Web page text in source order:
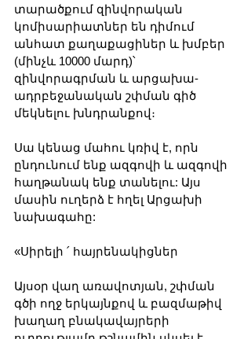
տարածքում զինվորական
կոմիսարիատներ են դիմում
անհատ քաղաքացիներ և խմբեր
(մինչև 10000 մարդ)՝
զինվորագրման և արցախա-
ադրբեջանական շփման գիծ
մեկնելու խնդրանքով։
Սա կենաց մահու կռիվ է, որն
ընդունում ենք ազգովի և ազգովի
հաղթանակ ենք տանելու: Այս
մասին ուղերձ է հղել Արցախի
նախագահը:
«Սիրելի ՛ հայրենակիցներ
Այսօր վաղ առավոտյան, շփման
գծի ողջ երկայնքով և բազմաթիվ
խաղաղ բնակավայրերի